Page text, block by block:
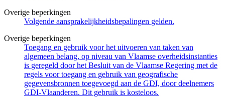
Overige beperkingen
Volgende aansprakelijkheidsbepalingen gelden.
Overige beperkingen
Toegang en gebruik voor het uitvoeren van taken van
algemeen belang, op niveau van Vlaamse overheidsinstanties
is geregeld door het Besluit van de Vlaamse Regering met de
regels voor toegang en gebruik van geografische
gegevensbronnen toegevoegd aan de GDI, door deelnemers
GDI-Vlaanderen. Dit gebruik is kosteloos.